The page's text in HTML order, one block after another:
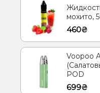
мохито,
460₴
Voopoo
POD
699₴